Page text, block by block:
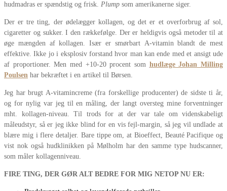
hudmadras er spændstig og frisk. Plump som amerikanerne siger.
Der er tre ting, der ødelægger kollagen, og det er et overforbrug af sol,
cigaretter og sukker. I den rækkefølge. Der er heldigvis også metoder til at
øge mængden af kollagen. Især er smørbart A-vitamin blandt de mest
effektive. Ikke jo i eksplosiv forstand hvor man kan ende med et ansigt ude
af proportioner. Men med +10-20 procent som hudlæge Johan Milling
Poulsen har bekræftet i en artikel til Børsen.
Jeg har brugt A-vitamincreme (fra forskellige producenter) de sidste ti år,
og for nylig var jeg til en måling, der langt oversteg mine forventninger
mht. kollagen-niveau. Til trods for at der var tale om videnskabeligt
måleudstyr, så er jeg ikke blind for en vis fejl-margin, så jeg vil undlade at
blære mig i flere detaljer. Bare tippe om, at Bioeffect, Beauté Pacifique og
vist nok også hudklinikken på Mølholm har den samme type hudscanner,
som måler kollagenniveau.
FIRE TING, DER GØR ALT BEDRE FOR MIG NETOP NU ER: